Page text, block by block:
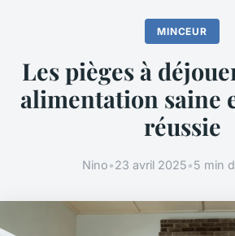
MINCEUR
Les pièges à
alimentation saine
réussie
Nino•23 avril 2025•5 min